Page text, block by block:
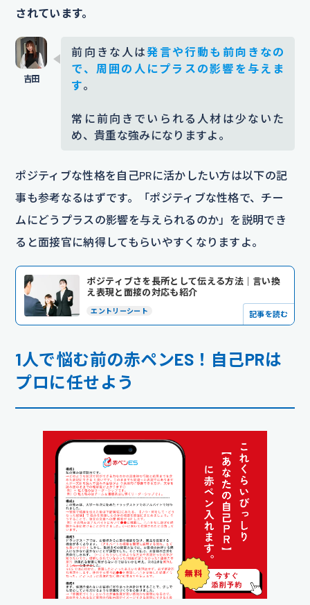
されています。
前向きな人は発言や行動も前向きなの
で、周囲の人にプラスの影響を与えま
す。
常に前向きでいられる人材は少ないた
め、貴重な強みになりますよ。
ポジティブな性格を自己PRに活かしたい方は以下の記
事も参考なるはずです。「ポジティブな性格で、チー
ムにどうプラスの影響を与えられるのか」を説明でき
ると面接官に納得してもらいやすくなりますよ。
ポジティブさを長所として伝える方法｜言い換
え表現と面接の対応も紹介
エントリーシート 記事を読む
1人で悩む前の赤ペンES！自己PRは
プロに任せよう